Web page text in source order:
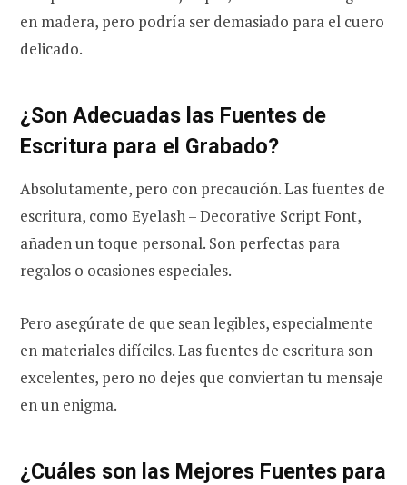
en madera, pero podría ser demasiado para el cuero
delicado.
¿Son Adecuadas las Fuentes de
Escritura para el Grabado?
Absolutamente, pero con precaución. Las fuentes de
escritura, como Eyelash – Decorative Script Font,
añaden un toque personal. Son perfectas para
regalos o ocasiones especiales.
Pero asegúrate de que sean legibles, especialmente
en materiales difíciles. Las fuentes de escritura son
excelentes, pero no dejes que conviertan tu mensaje
en un enigma.
¿Cuáles son las Mejores Fuentes para